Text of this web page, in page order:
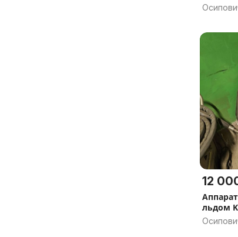
12
льдом